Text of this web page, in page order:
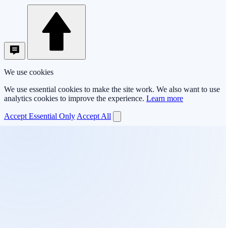
We use cookies
We use essential cookies to make the site work. We also want to use
analytics cookies to improve the experience. Learn more
Accept Essential Only Accept All